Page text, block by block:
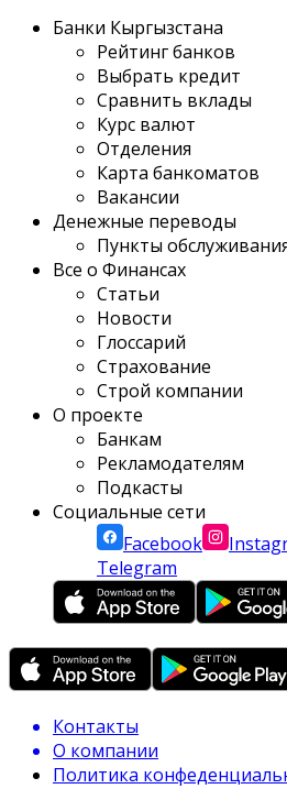
Банки Кыргызстана
Рейтинг банков
Выбрать кредит
Сравнить вклады
Курс валют
Отделения
Карта банкоматов
Вакансии
Денежные переводы
Пункты
Все о Финансах
Статьи
Новости
Глоссарий
Страхование
Строй компании
О проекте
Банкам
Рекламодателям
Подкасты
Социальные сети
Facebook
Telegram
Контакты
О компании
Политика